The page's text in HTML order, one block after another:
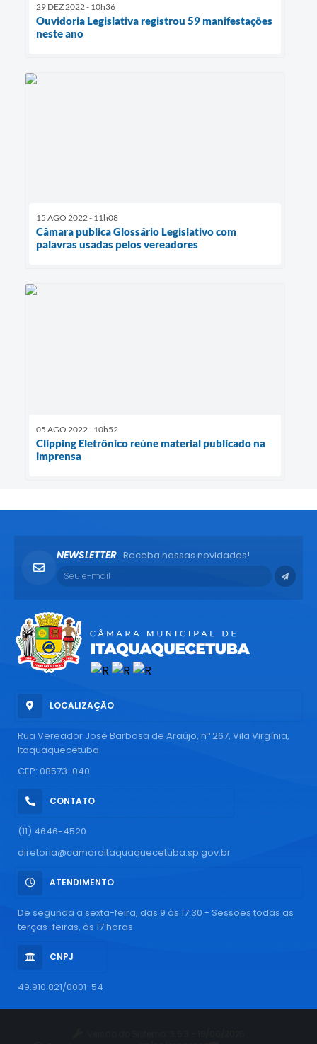
29 DEZ 2022 - 10h36
Ouvidoria Legislativa registrou 59 manifestações
neste ano
15 AGO 2022 - 11h08
Câmara publica Glossário Legislativo com
palavras usadas pelos vereadores
05 AGO 2022 - 10h52
Clipping Eletrônico reúne material publicado na
imprensa
LOCALIZAÇÃO
Rua Vereador José Barbosa de Araújo, nº 267, Vila Virgínia,
Itaquaquecetuba
CEP: 08573-040
CONTATO
(11) 4646-4520
diretoria@camaraitaquaquecetuba.sp.gov.br
ATENDIMENTO
De segunda a sexta-feira, das 9 às 17:30 - Sessões todas as
terças-feiras, às 17 horas
CNPJ
49.910.821/0001-54
NEWSLETTER Receba nossas novidades!